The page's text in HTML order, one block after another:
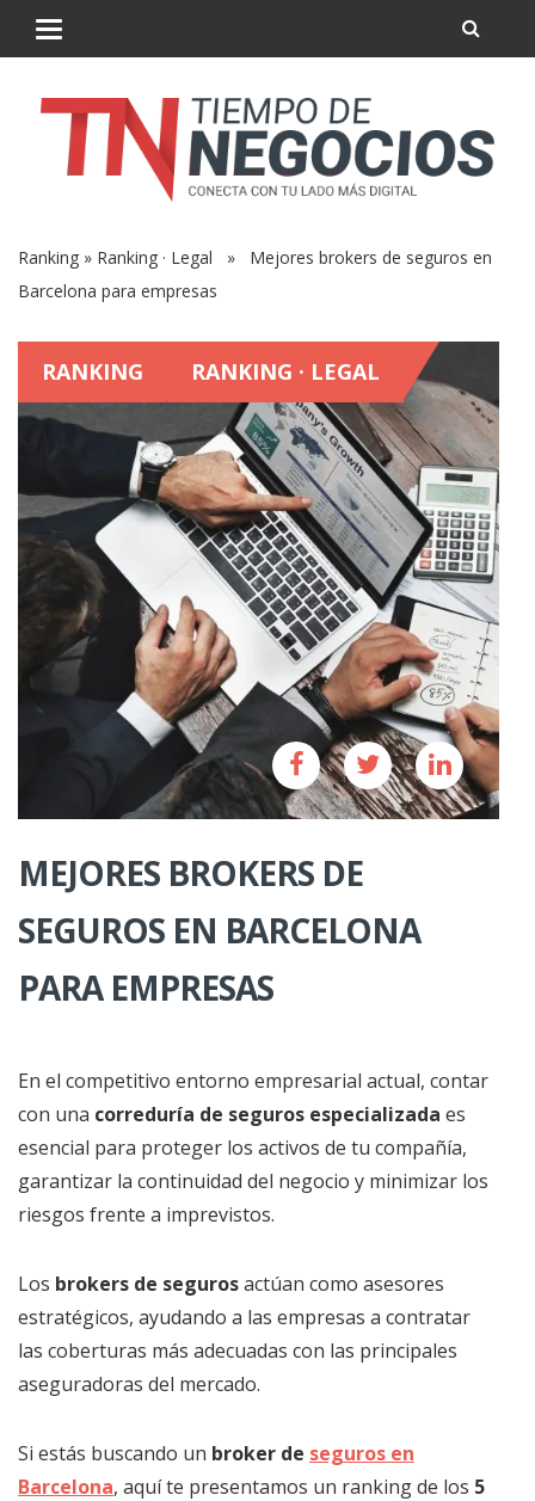
Ranking » Ranking · Legal » Mejores brokers de seguros en
Barcelona para empresas
RANKING RANKING · LEGAL
MEJORES BROKERS DE
SEGUROS EN BARCELONA
PARA EMPRESAS
En el competitivo entorno empresarial actual, contar
con una correduría de seguros especializada es
esencial para proteger los activos de tu compañía,
garantizar la continuidad del negocio y minimizar los
riesgos frente a imprevistos.
Los brokers de segurosactúan como asesores
estratégicos, ayudando a las empresas a contratar
las coberturas más adecuadas con las principales
aseguradoras del mercado.
Si estás buscando un broker de seguros en
Barcelona, aquí te presentamos un ranking de los 5